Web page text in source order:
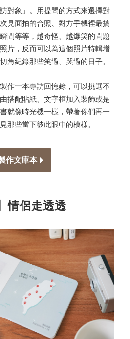
對象」。用提問的方式來選擇對
見面拍的合照、對方手機裡最搞
間等等，越奇怪、越爆笑的問題
片，反而可以為這個照片特輯增
角紀錄那些笑過、哭過的日子。
製作一本專訪回憶錄，可以挑選不
搭配貼紙、文字框加入裝飾或是
就像時光機一樣，帶著你們再一
那些當下彼此眼中的模樣。
作文庫本
情侶走透透